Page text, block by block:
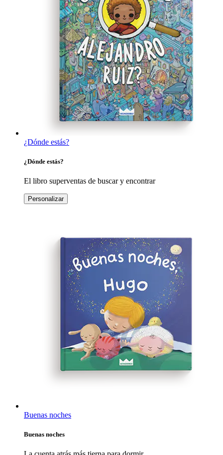
¿Dónde estás?
¿Dónde estás?
El libro superventas de buscar y encontrar
Personalizar
Buenas noches
Buenas noches